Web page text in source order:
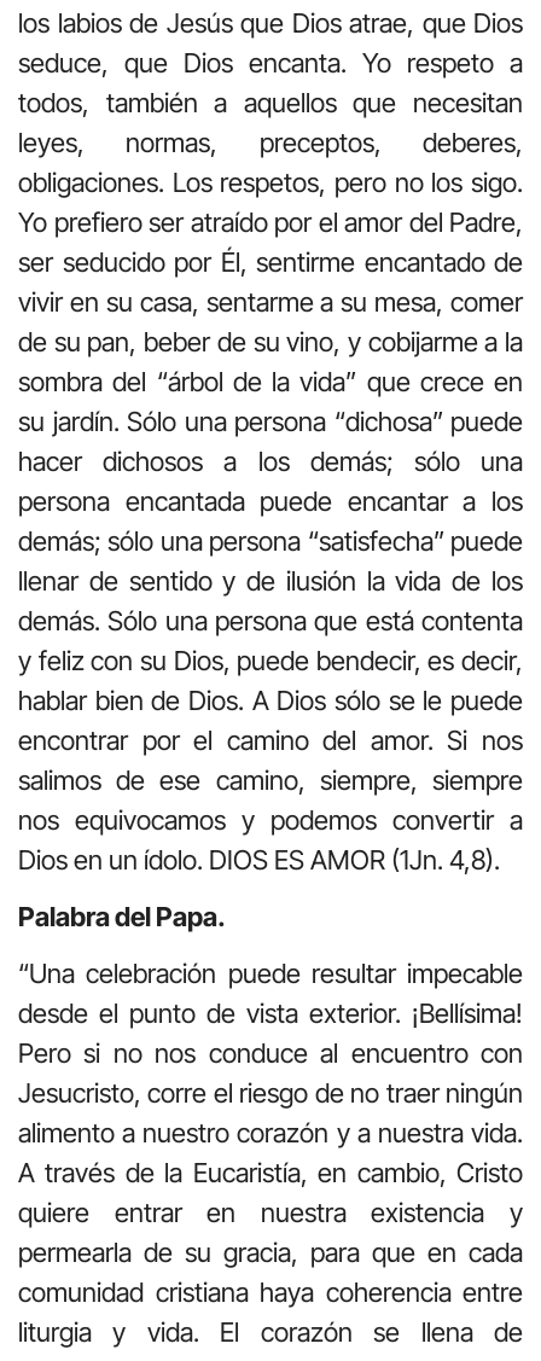
los labios de Jesús que Dios atrae, que Dios
seduce, que Dios encanta. Yo respeto a
todos, también a aquellos que necesitan
leyes, normas, preceptos, deberes,
obligaciones. Los respetos, pero no los sigo.
Yo prefiero ser atraído por el amor del Padre,
ser seducido por Él, sentirme encantado de
vivir en su casa, sentarme a su mesa, comer
de su pan, beber de su vino, y cobijarme a la
sombra del “árbol de la vida” que crece en
su jardín. Sólo una persona “dichosa” puede
hacer dichosos a los demás; sólo una
persona encantada puede encantar a los
demás; sólo una persona “satisfecha” puede
llenar de sentido y de ilusión la vida de los
demás. Sólo una persona que está contenta
y feliz con su Dios, puede bendecir, es decir,
hablar bien de Dios. A Dios sólo se le puede
encontrar por el camino del amor. Si nos
salimos de ese camino, siempre, siempre
nos equivocamos y podemos convertir a
Dios en un ídolo. DIOS ES AMOR (1Jn. 4,8).
Palabra del Papa.
“Una celebración puede resultar impecable
desde el punto de vista exterior. ¡Bellísima!
Pero si no nos conduce al encuentro con
Jesucristo, corre el riesgo de no traer ningún
alimento a nuestro corazón y a nuestra vida.
A través de la Eucaristía, en cambio, Cristo
quiere entrar en nuestra existencia y
permearla de su gracia, para que en cada
comunidad cristiana haya coherencia entre
liturgia y vida. El corazón se llena de